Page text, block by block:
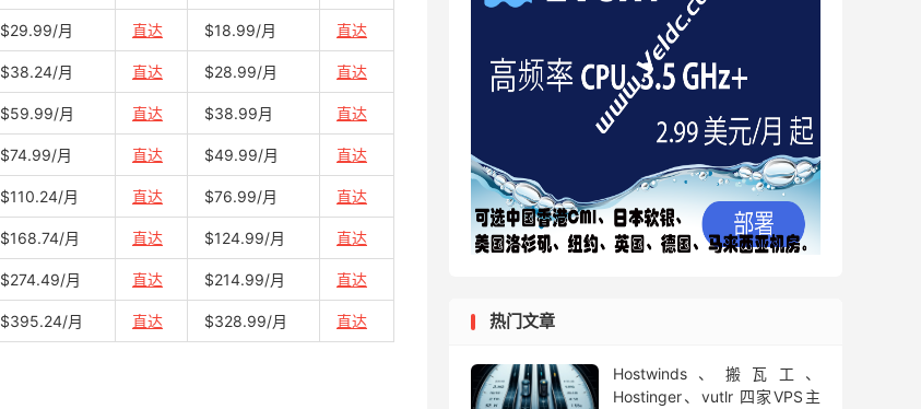
$29.99/月 直达 $18.99/月 直达
$38.24/月 直达 $28.99/月 直达
$59.99/月 直达 $38.99月 直达
$74.99/月 直达 $49.99/月 直达
$110.24/月 直达 $76.99/月 直达
$168.74/月 直达 $124.99/月 直达
$274.49/月 直达 $214.99/月 直达
$395.24/月 直达 $328.99/月 直达 热门文章
Hostwinds、搬瓦工、
Hostinger、vutlr 四家VPS主